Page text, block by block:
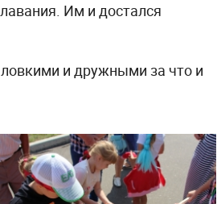
Им и достался
и дружными за что и